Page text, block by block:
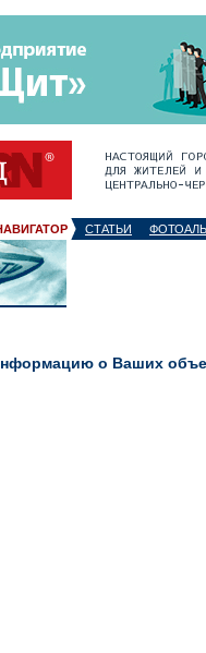
СТАТЬИ
о Ваших